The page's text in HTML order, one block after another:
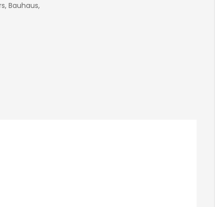
, Bauhaus,